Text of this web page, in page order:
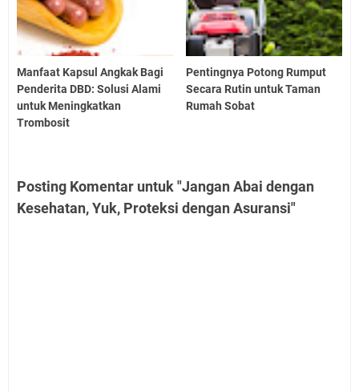
Manfaat Kapsul Angkak Bagi
Penderita DBD: Solusi Alami
untuk Meningkatkan
Trombosit
Pentingnya Potong Rumput
Secara Rutin untuk Taman
Rumah Sobat
Posting Komentar untuk "Jangan Abai dengan
Kesehatan, Yuk, Proteksi dengan Asuransi"